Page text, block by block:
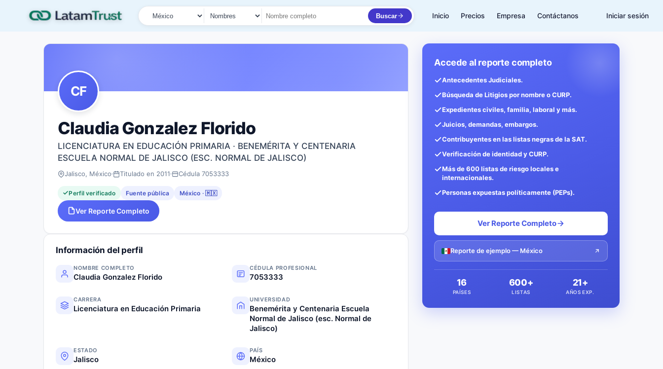
País
Tipo de búsqueda
Nombre o documento
Buscar Inicio Precios Empresa Contáctanos Iniciar sesión
CF
Claudia Gonzalez Florido
LICENCIATURA EN EDUCACIÓN PRIMARIA · BENEMÉRITA Y CENTENARIA
ESCUELA NORMAL DE JALISCO (ESC. NORMAL DE JALISCO)
Jalisco, México Titulado en 2011 Cédula 7053333
Perfil verificado Fuente pública México · 🇲🇽
Ver Reporte Completo
Información del perfil
NOMBRE COMPLETO
Claudia Gonzalez Florido
CÉDULA PROFESIONAL
7053333
CARRERA
Licenciatura en Educación Primaria
UNIVERSIDAD
Benemérita y Centenaria Escuela
Normal de Jalisco (esc. Normal de
Jalisco)
ESTADO
Jalisco
PAÍS
México
Accede al reporte completo
Antecedentes Judiciales.
Búsqueda de Litigios por nombre o CURP.
Expedientes civiles, familia, laboral y más.
Juicios, demandas, embargos.
Contribuyentes en las listas negras de la SAT.
Verificación de identidad y CURP.
Más de 600 listas de riesgo locales e
internacionales.
Personas expuestas políticamente (PEPs).
Ver Reporte Completo
Reporte de ejemplo — México
16
PAÍSES
600+
LISTAS
21+
AÑOS EXP.